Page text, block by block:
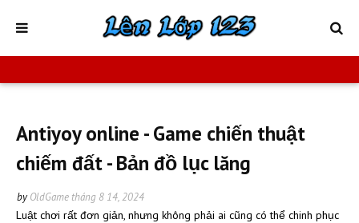
Antiyoy online - Game chiến thuật
chiếm đất - Bản đồ lục lăng
by OldGame tháng 8 14, 2024
Luật chơi rất đơn giản, nhưng không phải ai cũng có thể chinh phục